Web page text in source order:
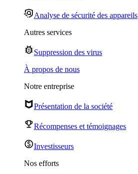
Analyse de sécurité des appareils
Autres services
Suppression des virus
À propos de nous
Notre entreprise
Présentation de la société
Récompenses et témoignages
Investisseurs
Nos efforts